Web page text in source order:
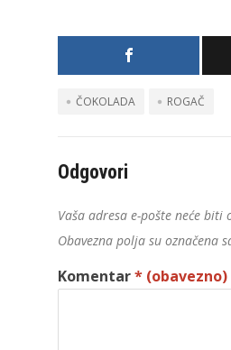
ČOKOLADA ROGAČ
Odgovori
Vaša adresa e-pošte neće biti
Obavezna polja su označena
Komentar* (obavezno)